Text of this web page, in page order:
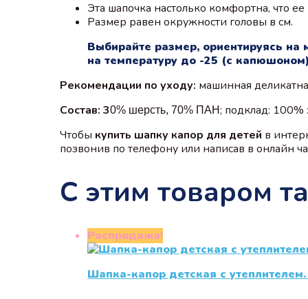
Эта шапочка настолько комфортна, что
Размер равен окружности головы в см.
Выбирайте размер, ориентируясь
на температуру до -25 (с
Рекомендации по уходу: машинная
Состав: 30% шерсть, 70% ПАН; подклад: 100%
Чтобы купить шапку капор для детей в
позвонив по телефону или написав в онлайн
С этим товаром
Распродажа!
Шапка-капор детская с